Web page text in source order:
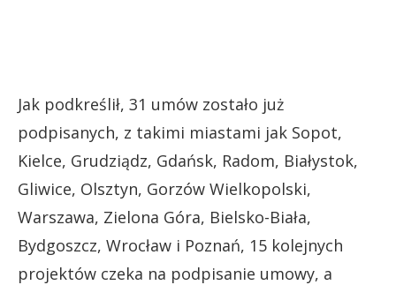
Jak podkreślił, 31 umów zostało już
podpisanych, z takimi miastami jak Sopot,
Kielce, Grudziądz, Gdańsk, Radom, Białystok,
Gliwice, Olsztyn, Gorzów Wielkopolski,
Warszawa, Zielona Góra, Bielsko-Biała,
Bydgoszcz, Wrocław i Poznań, 15 kolejnych
projektów czeka na podpisanie umowy, a